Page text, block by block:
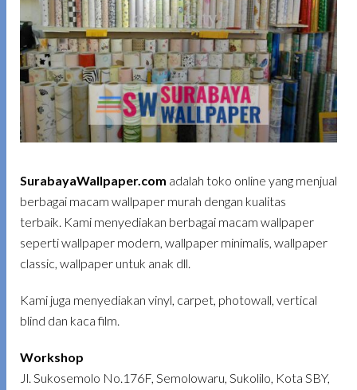
SurabayaWallpaper.com adalah toko online yang menjual
berbagai macam wallpaper murah dengan kualitas
terbaik. Kami menyediakan berbagai macam wallpaper
seperti wallpaper modern, wallpaper minimalis, wallpaper
classic, wallpaper untuk anak dll.
Kami juga menyediakan vinyl, carpet, photowall, vertical
blind dan kaca film.
Workshop
Jl. Sukosemolo No.176F, Semolowaru, Sukolilo, Kota SBY,